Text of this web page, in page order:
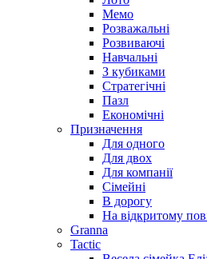
Мемо
Розважальні
Розвиваючі
Навчальні
З кубиками
Стратегічні
Пазл
Економічні
Призначення
Для одного
Для двох
Для компанії
Сімейні
В дорогу
На відкритому
Granna
Tactic